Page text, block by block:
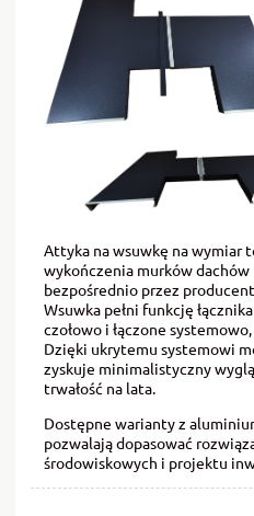
Attyka na wsuwkę na wymiar
wykończenia murków dachów
bezpośrednio przez
Wsuwka pełni funkcję
czołowo i łączone
Dzięki ukrytemu systemowi
zyskuje minimalistyczny
trwałość na lata.
Dostępne warianty z
pozwalają dopasować
środowiskowych i projektu